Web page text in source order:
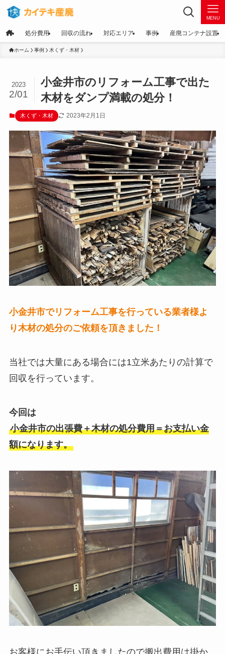
MENU
処分費用 回収の流れ 対応エリア 事例 産廃コンテナ設置
ホーム 事例 木くず・木材
小金井市のリフォーム工事で出た
木材をダンプ満載の処分！
2023
2/01
木くず・木材 2023年2月1日
小金井市でリフォーム工事を行っている業者様よ
り木材の処分のご依頼を頂きました！
当社では大量にある場合には1立米あたりの計算で
回収を行っています。
今回は
小金井市の出張費＋木材の処分費用＝お支払い金
額になります。
お客様にお手伝い頂きましたので搬出費用は掛か